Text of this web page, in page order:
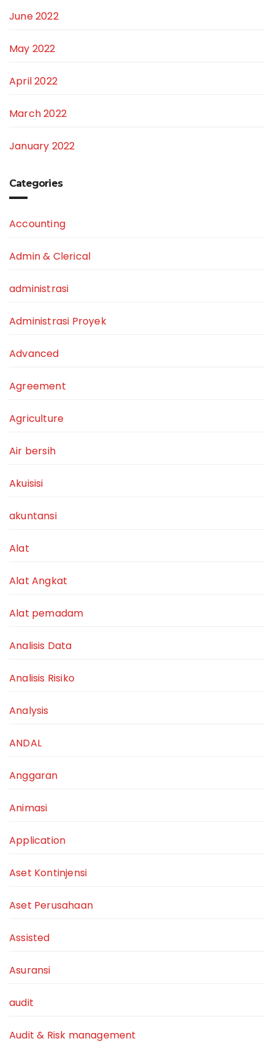
June 2022
May 2022
April 2022
March 2022
January 2022
Categories
Accounting
Admin & Clerical
administrasi
Administrasi Proyek
Advanced
Agreement
Agriculture
Air bersih
Akuisisi
akuntansi
Alat
Alat Angkat
Alat pemadam
Analisis Data
Analisis Risiko
Analysis
ANDAL
Anggaran
Animasi
Application
Aset Kontinjensi
Aset Perusahaan
Assisted
Asuransi
audit
Audit & Risk management